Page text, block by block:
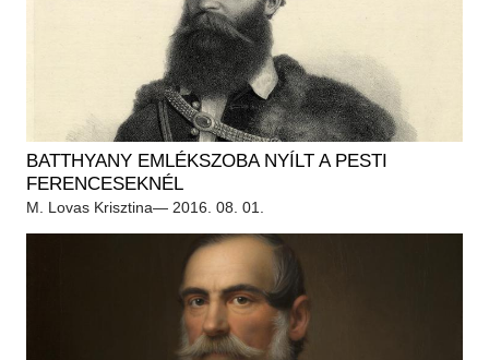
BATTHYANY EMLÉKSZOBA NYÍLT A PESTI
FERENCESEKNÉL
M. Lovas Krisztina— 2016. 08. 01.